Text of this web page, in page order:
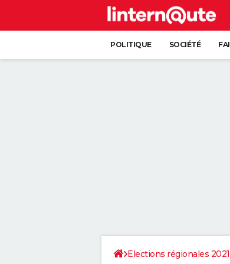
POLITIQUE SOCIÉTÉ
Elections régionales 2021